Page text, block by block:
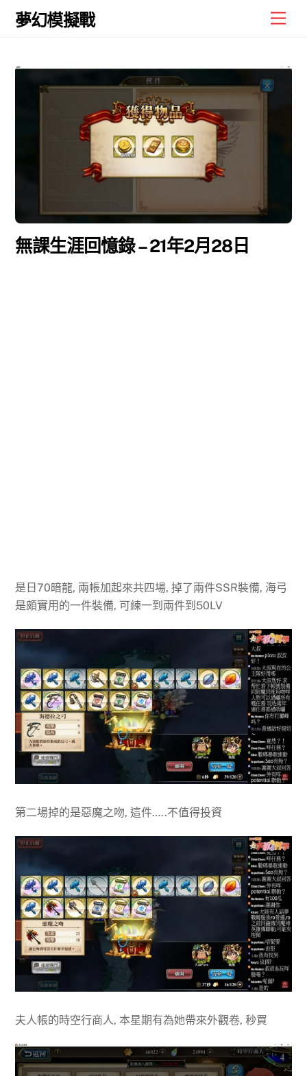
Skip
夢幻模擬戰
無課生涯回憶錄 – 21年2月28日
是日70暗龍, 兩帳加起來共四場, 掉了兩件SSR裝備, 海弓
是頗實用的一件裝備, 可練一到兩件到50LV
第二場掉的是惡魔之吻, 這件…..不值得投資
夫人帳的時空行商人, 本星期有為她帶來外觀卷, 秒買